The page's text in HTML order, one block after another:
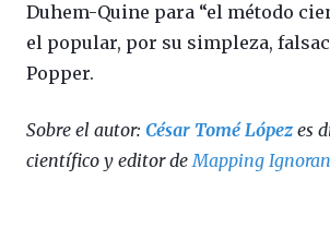
Duhem-Quine para “el método
el popular, por su simpleza,
Popper.
Sobre el autor: César Tomé López es
científico y editor deMapping